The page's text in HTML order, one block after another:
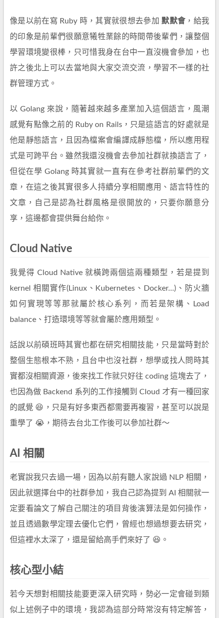
像是以前在寫 Ruby 時，其實就很想去參加 默默會，給我
的印象是前輩們很願意犧牲業餘的時間帶後輩們，讓整個
學習環境變很棒，只可惜我身在台中一直沒機會參加，也
許之後北上可以去當地與大家交流交流，學習不一樣的社
群管理方式。
以 Golang 來說，隨著越來越多產業加入這個語言，風潮
感覺有點像之前的 Ruby on Rails，只是這語言的好處就是
他是靜態語言，且因為檔案會編譯成靜態檔，所以應用程
式是可跨平台。雖然我還沒機會去參加社群就換語言了，
但從在學 Golang 時其實就一直有在參考社群前輩們的文
章，在這之後其實很多人持續分享相關應用、語言特性的
文章，自己是認為社群風格是很開放的，只要你願意分
享，這邊都會提供舞台給你。
Cloud Native
我覺得 Cloud Native 就橫跨兩個這兩種類型，若是提到
kernel 相關實作(Linux、Kubernetes、Docker…)、防火牆
如何實現等等那就屬於核心系列，而若是架構、Load
balance、打造環境等等就會屬於應用類型。
話說以前碩班時其實也都在研究相關技能，只是當時對於
整個生態根本不熟，且台中也沒社群，想學或找人問時其
實都沒相關資源，後來找工作就只好往 coding 這塊去了，
也因為做 Backend 系列的工作接觸到 Cloud 才有一種回家
的感覺 😆，只是有好多東西都需要再複習，甚至可以說是
重學了 😭，期待去台北工作後可以參加社群～
AI 相關
老實說我只去過一場，因為以前有聽人家說過 NLP 相關，
因此就選擇台中的社群參加，我自己認為提到 AI 相關就一
定要看論文了解自己關注的項目背後演算法是如何操作，
並且透過數學定理去優化它們，曾經也想過想要去研究，
但這裡水太深了，還是留給高手們來好了 😆。
核心型小結
若今天想對相關技能要更深入研究時，勢必一定會碰到類
似上述例子中的環境，我認為這部分時常沒有特定解答，